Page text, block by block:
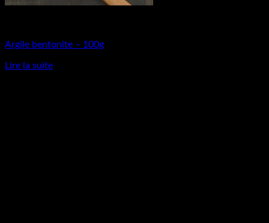
Argile bentonite – 100g
Lire la suite